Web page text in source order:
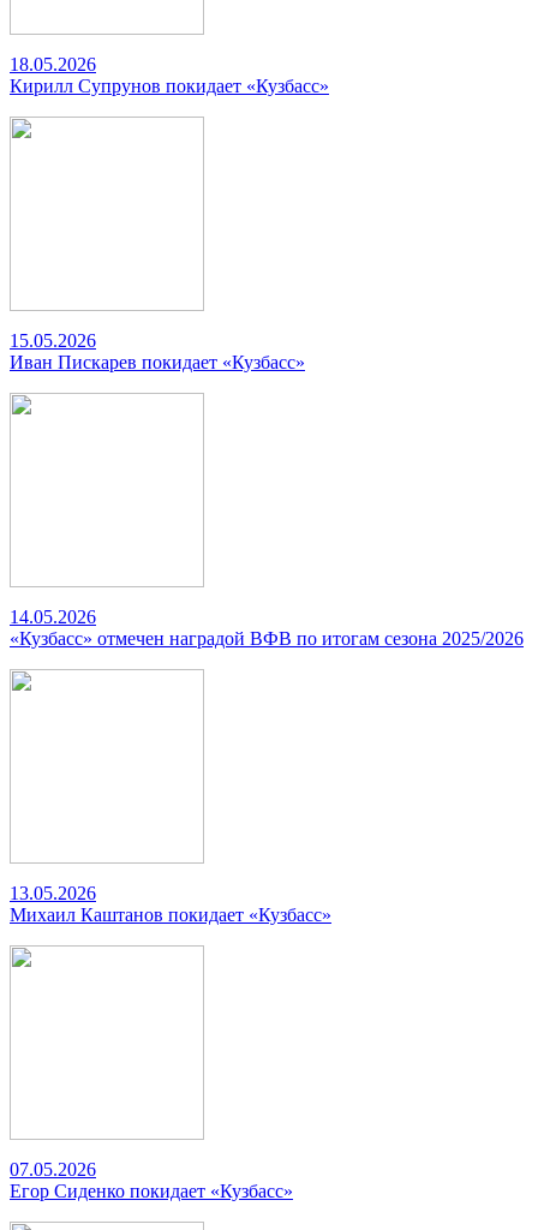
18.05.2026
Кирилл Супрунов покидает «Кузбасс»
15.05.2026
Иван Пискарев покидает «Кузбасс»
14.05.2026
«Кузбасс» отмечен наградой ВФВ по итогам сезона 2025/2026
13.05.2026
Михаил Каштанов покидает «Кузбасс»
07.05.2026
Егор Сиденко покидает «Кузбасс»